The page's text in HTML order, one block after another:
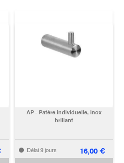
AP - Patère individuelle, inox
brillant
Délai 9 jours 16,00€